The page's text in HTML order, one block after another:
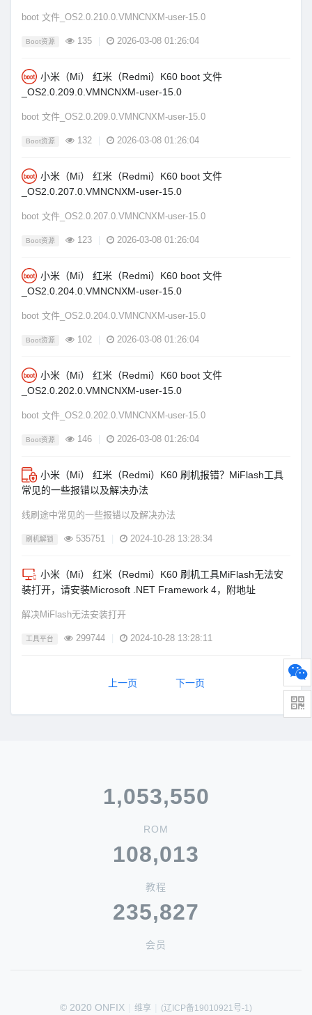
boot 文件_OS2.0.210.0.VMNCNXM-user-15.0
Boot资源 135 2026-03-08 01:26:04
小米（Mi） 红米（Redmi）K60 boot 文件
_OS2.0.209.0.VMNCNXM-user-15.0
boot 文件_OS2.0.209.0.VMNCNXM-user-15.0
Boot资源 132 2026-03-08 01:26:04
小米（Mi） 红米（Redmi）K60 boot 文件
_OS2.0.207.0.VMNCNXM-user-15.0
boot 文件_OS2.0.207.0.VMNCNXM-user-15.0
Boot资源 123 2026-03-08 01:26:04
小米（Mi） 红米（Redmi）K60 boot 文件
_OS2.0.204.0.VMNCNXM-user-15.0
boot 文件_OS2.0.204.0.VMNCNXM-user-15.0
Boot资源 102 2026-03-08 01:26:04
小米（Mi） 红米（Redmi）K60 boot 文件
_OS2.0.202.0.VMNCNXM-user-15.0
boot 文件_OS2.0.202.0.VMNCNXM-user-15.0
Boot资源 146 2026-03-08 01:26:04
小米（Mi） 红米（Redmi）K60 刷机报错？MiFlash工具
常见的一些报错以及解决办法
线刷途中常见的一些报错以及解决办法
刷机解锁 535751 2024-10-28 13:28:34
小米（Mi） 红米（Redmi）K60 刷机工具MiFlash无法安
装打开，请安装Microsoft .NET Framework 4，附地址
解决MiFlash无法安装打开
工具平台 299744 2024-10-28 13:28:11
上一页 下一页
1,053,550
ROM
108,013
教程
235,827
会员
© 2020 ONFIX 维享 (辽ICP备19010921号-1)